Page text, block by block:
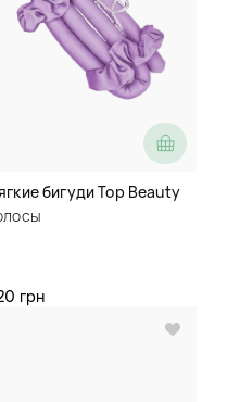
бигуди Top Beauty
грн